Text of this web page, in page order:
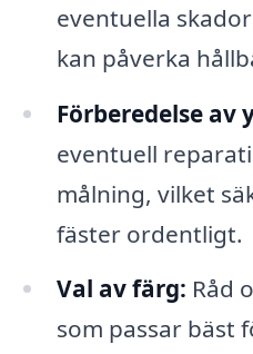
eventuella
kan påverka
Förberedelse av
eventuell
målning, vilket
fäster ordentligt.
Val av färg: Råd
som passar bäst